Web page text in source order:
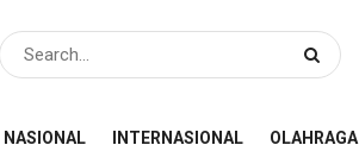
NASIONAL INTERNASIONAL OLAHRAGA